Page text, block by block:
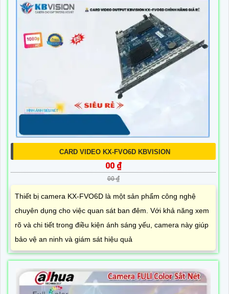
CARD VIDEO KX-FVO6D KBVISION
00 ₫
00 ₫
Thiết bị camera KX-FVO6D là một sản phẩm công nghệ
chuyên dụng cho việc quan sát ban đêm. Với khả năng xem
rõ và chi tiết trong điều kiện ánh sáng yếu, camera này giúp
bảo vệ an ninh và giám sát hiệu quả